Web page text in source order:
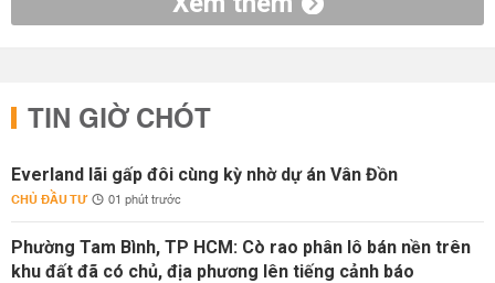
TIN GIỜ CHÓT
Everland lãi gấp đôi cùng kỳ nhờ dự án Vân Đồn
CHỦ ĐẦU TƯ 01 phút trước
Phường Tam Bình, TP HCM: Cò rao phân lô bán nền trên
khu đất đã có chủ, địa phương lên tiếng cảnh báo